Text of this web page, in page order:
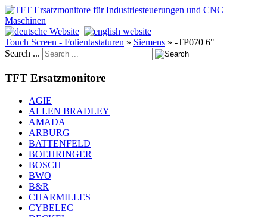
Touch Screen - Folientastaturen » Siemens » -TP070 6"
Search ...
TFT Ersatzmonitore
AGIE
ALLEN BRADLEY
AMADA
ARBURG
BATTENFELD
BOEHRINGER
BOSCH
BWO
B&R
CHARMILLES
CYBELEC